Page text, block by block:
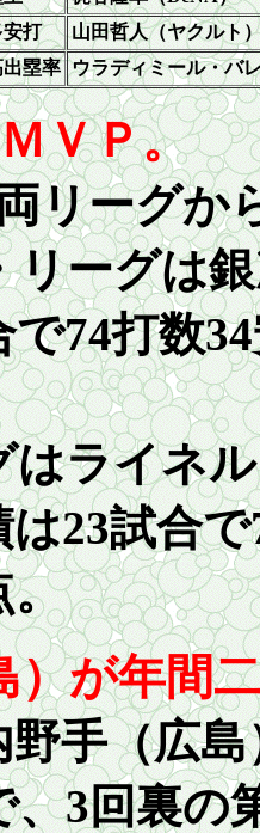
打
山田哲人（ヤクルト
塁率 ウラディミール・バ
ＶＰ。
ーグか
リーグは
で74打数3
ライネル
23試合
。
）が年間
手（広島
3回裏の